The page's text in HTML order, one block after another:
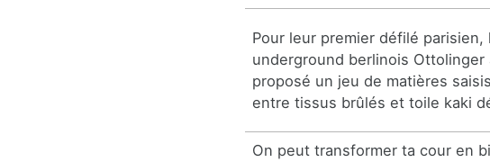
Pour leur premier défilé parisien,
underground berlinois Ottolinger
proposé un jeu de matières
entre tissus brûlés et toile kaki
On peut transformer ta cour en